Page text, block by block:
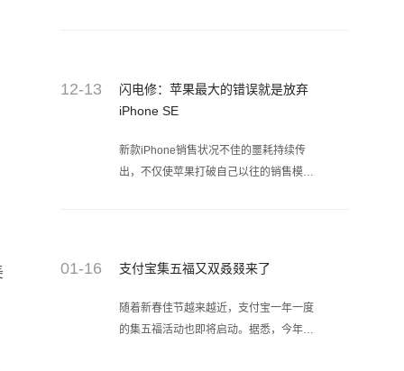
还是买碎屏保吧。
12-13
闪电修：苹果最大的错误就是放弃
iPhone SE
新款iPhone销售状况不佳的噩耗持续传
出，不仅使苹果打破自己以往的销售模
01-16 支付宝集五福又双叒叕来了
随着新春佳节越来越近，支付宝一年一度
的集五福活动也即将启动。据悉，今年的